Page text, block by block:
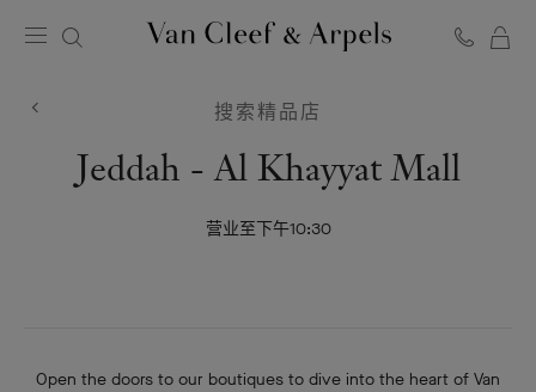
&
梵
雅
搜索精品店
Van
Jeddah - Al Khayyat Mall
营业至下午10:30
Open the doors to our boutiques to dive into the heart of Van